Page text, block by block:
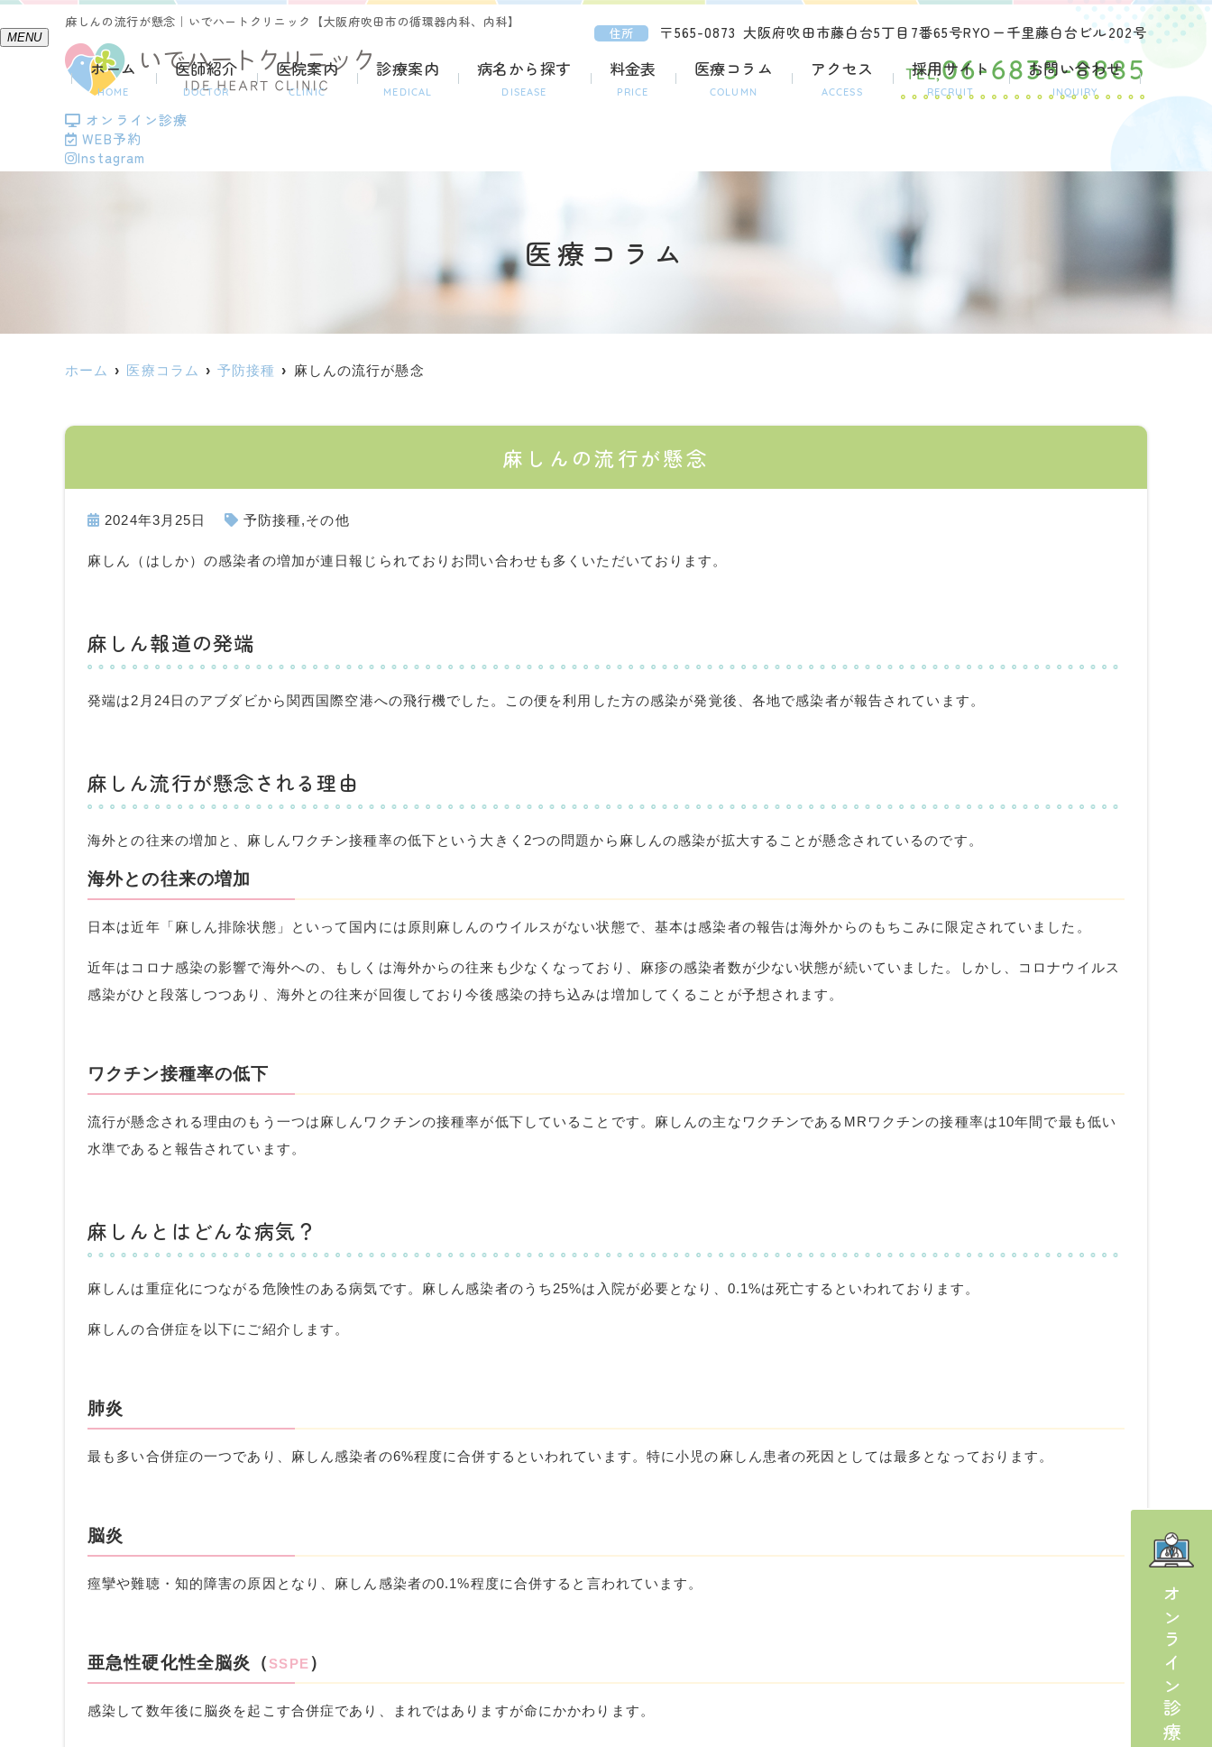
麻しんの流行が懸念｜いでハートクリニック【大阪府吹田市の循環器内科、内科】
住所 〒565-0873 大阪府吹田市藤白台5丁目7番65号RYOー千里藤白台ビル202号
TEL,06-6835-8885
MENU
ホーム
HOME
医師紹介
DOCTOR
医院案内
CLINIC
診療案内
MEDICAL
病名から探す
DISEASE
料金表
PRICE
医療コラム
COLUMN
アクセス
ACCESS
採用サイト
RECRUIT
お問い合わせ
INQUIRY
オンライン診療
WEB予約
Instagram
オンライン診療
医療コラム
ホーム 医療コラム 予防接種 麻しんの流行が懸念
麻しんの流行が懸念
2024年3月25日 予防接種,その他
麻しん（はしか）の感染者の増加が連日報じられておりお問い合わせも多くいただいております。
麻しん報道の発端
発端は2 月 24日のアブダビから関西国際空港への飛行機でした。この便を利用した方の感染が発覚後、各地で感染者が報告されています。
麻しん流行が懸念される理由
海外との往来の増加と、麻しんワクチン接種率の低下という大きく 2つの問題から麻しんの感染が拡大することが懸念されているのです。
海外との往来の増加
日本は近年「麻しん排除状態」といって国内には原則麻しんのウイルスがない状態で、基本は感染者の報告は海外からのもちこみに限定されていました。
近年はコロナ感染の影響で海外への、もしくは海外からの往来も少なくなっており、麻疹の感染者数が少ない状態が続いていました。しかし、コロナウイルス
感染がひと段落しつつあり、海外との往来が回復しており今後感染の持ち込みは増加してくることが予想されます。
ワクチン接種率の低下
流行が懸念される理由のもう一つは麻しんワクチンの接種率が低下していることです。麻しんの主なワクチンである MR ワクチンの接種率は10年間で最も低い
水準であると報告されています。
麻しんとはどんな病気？
麻しんは重症化につながる危険性のある病気です。麻しん感染者のうち 25%は入院が必要となり、 0.1%は死亡するといわれております。
麻しんの合併症を以下にご紹介します。
肺炎
最も多い合併症の一つであり、麻しん感染者の6%程度に合併するといわれています。特に小児の麻しん患者の死因としては最多となっております。
脳炎
痙攣や難聴・知的障害の原因となり、麻しん感染者の0.1%程度に合併すると言われています。
亜急性硬化性全脳炎（ SSPE ）
感染して数年後に脳炎を起こす合併症であり、まれではありますが命にかかわります。